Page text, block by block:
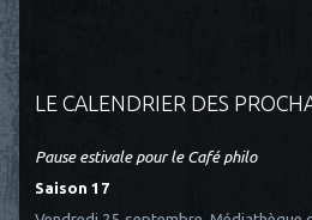
LE CALENDRIER DES
Pause estivale pour le Café philo
Saison 17